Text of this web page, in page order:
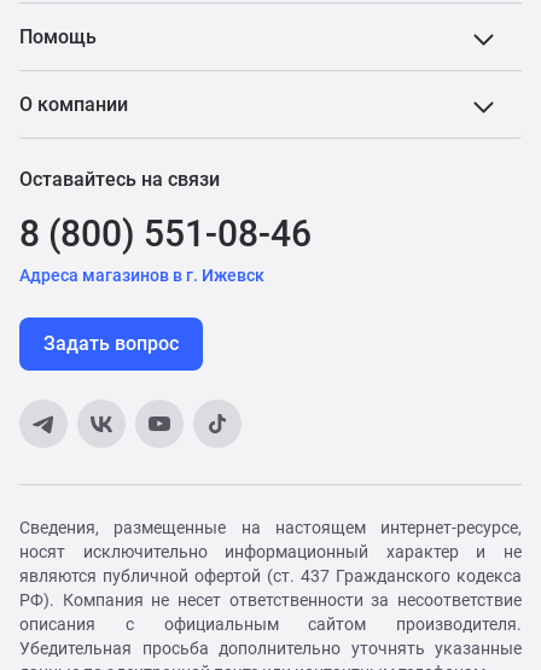
Помощь
О компании
Оставайтесь на связи
8 (800) 551-08-46
Адреса магазинов в г. Ижевск
Задать вопрос
Сведения, размещенные на настоящем интернет-ресурсе,
носят исключительно информационный характер и не
являются публичной офертой (ст. 437 Гражданского кодекса
РФ). Компания не несет ответственности за несоответствие
описания с официальным сайтом производителя.
Убедительная просьба дополнительно уточнять указанные